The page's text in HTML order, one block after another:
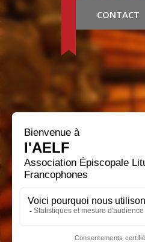
CONTACT